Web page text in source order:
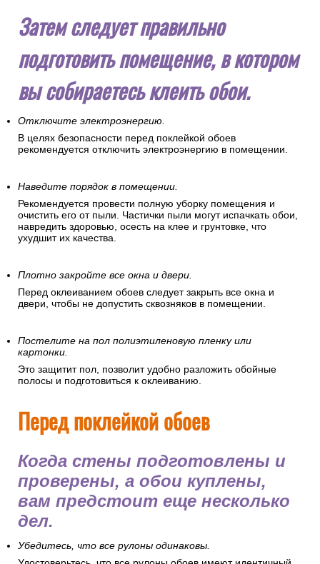
Затем следует правильно
подготовить помещение, в котором
вы собираетесь клеить обои.
Отключите электроэнергию.
В целях безопасности перед поклейкой обоев
рекомендуется отключить электроэнергию в помещении.
Наведите порядок в помещении.
Рекомендуется провести полную уборку помещения и
очистить его от пыли. Частички пыли могут испачкать обои,
навредить здоровью, осесть на клее и грунтовке, что
ухудшит их качества.
Плотно закройте все окна и двери.
Перед оклеиванием обоев следует закрыть все окна и
двери, чтобы не допустить сквозняков в помещении.
Постелите на пол полиэтиленовую пленку или
картонки.
Это защитит пол, позволит удобно разложить обойные
полосы и подготовиться к оклеиванию.
Перед поклейкой обоев
Когда стены подготовлены и
проверены, а обои куплены,
вам предстоит еще несколько
дел.
Убедитесь, что все рулоны одинаковы.